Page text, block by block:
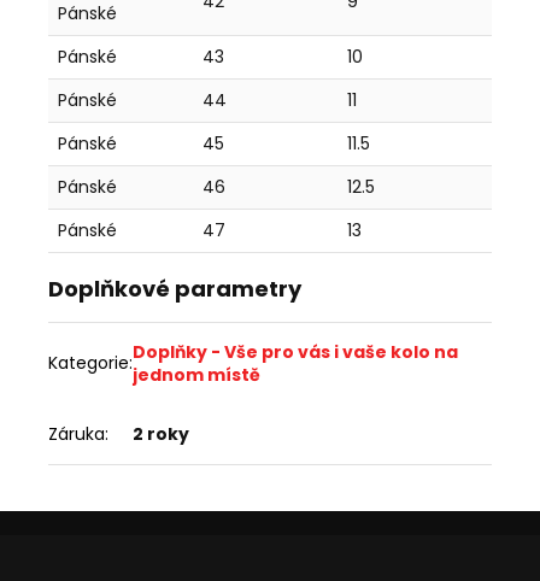
Pánské
Pánské 43 10
Pánské
44 11
Pánské
45 11.5
Pánské
46 12.5
Pánské
47 13
Doplňkové parametry
Kategorie:Doplňky - Vše pro vás i vaše kolo na
jednom místě
Záruka: 2 roky